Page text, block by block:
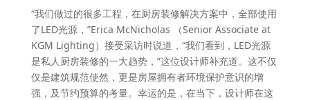
“我们做过的很多工程，在厨房装修解决方案中，全部使用
了LED光源，”Erica McNicholas （Senior Associate at
KGM Lighting）接受采访时说道，“我们看到，LED光源
是私人厨房装修的一大趋势，”这位设计师补充道。这不仅
仅是建筑规范使然，更是房屋拥有者环境保护意识的增
强，及节约预算的考量。幸运的是，在当下，设计师在这